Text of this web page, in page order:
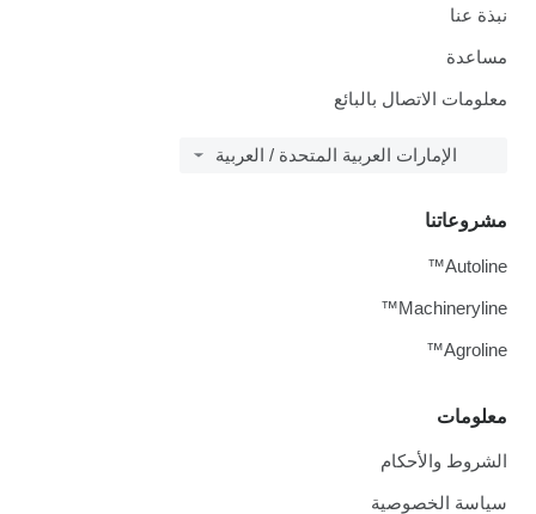
نبذة عنا
مساعدة
معلومات الاتصال بالبائع
الإمارات العربية المتحدة / العربية
معلومات
الشروط والأحكام
سياسة الخصوصية
مشروعاتنا
Autoline™
Machineryline™
Agroline™